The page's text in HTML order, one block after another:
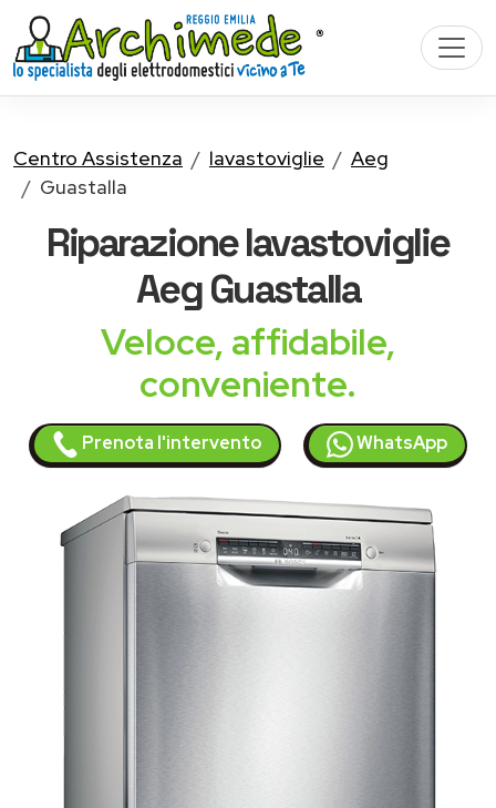
Centro Assistenza lavastoviglie
Aeg
Guastalla
Riparazionelavastoviglie
AegGuastalla
Veloce, affidabile,
conveniente.
Prenota l'intervento WhatsApp